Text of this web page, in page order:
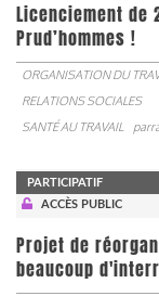
Licenciement de
Prud’hommes !
ORGANISATION DU
RELATIONS SOCIALES
SANTÉ AU TRAVAIL
PARTICIPATIF
ACCÈS PUBLIC
Projet de
beaucoup